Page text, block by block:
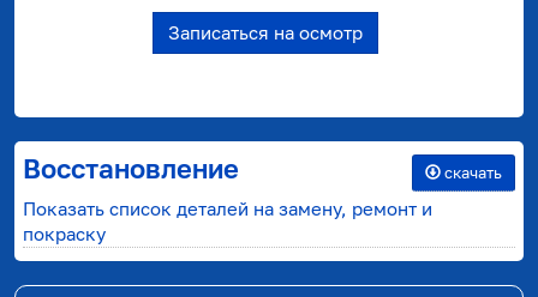
Записаться на осмотр
Восстановление скачать
Показать список деталей на замену, ремонт и
покраску